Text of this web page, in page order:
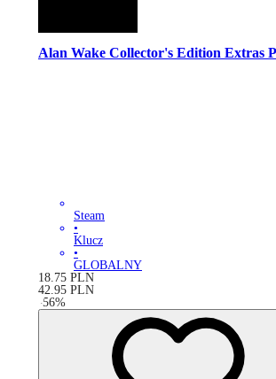
Alan Wake Collector's Edition Extras
Steam
•
Klucz
•
GLOBALNY
18.75 PLN
42.95 PLN
-56%